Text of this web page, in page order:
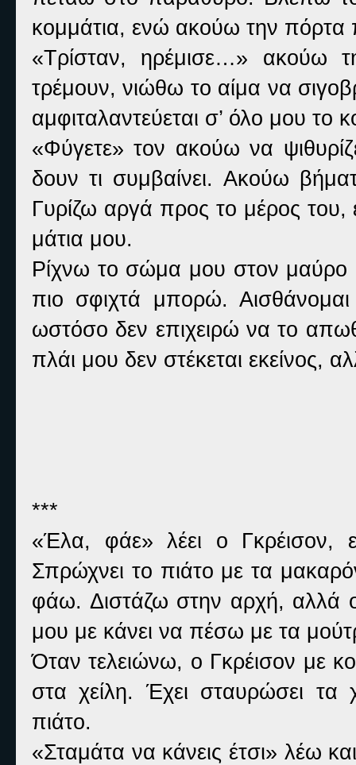
κομμάτια, ενώ ακούω την πόρτα
«Τρίσταν, ηρέμισε…»
τρέμουν, νιώθω το αίμα να
αμφιταλαντεύεται σ’ όλο μου το
«Φύγετε» τον ακούω να
δουν τι συμβαίνει. Ακούω
Γυρίζω αργά προς το μέρος
μάτια μου.
Ρίχνω το σώμα μου στον μαύρο
πιο σφιχτά μπορώ.
ωστόσο δεν επιχειρώ να το
πλάι μου δεν στέκεται εκείνος,
***
«Έλα, φάε» λέει ο Γκρέισον,
Σπρώχνει το πιάτο με τα
φάω. Διστάζω στην αρχή, αλλά
μου με κάνει να πέσω με τα
Όταν τελειώνω, ο Γκρέισον με
στα χείλη. Έχει σταυρώσει τα
πιάτο.
«Σταμάτα να κάνεις έτσι» λέω